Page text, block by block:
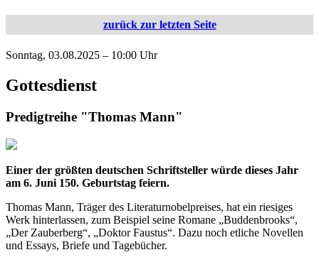
zurück zur letzten Seite
Sonntag, 03.08.2025 – 10:00 Uhr
Gottesdienst
Predigtreihe "Thomas Mann"
Einer der größten deutschen Schriftsteller würde dieses Jahr
am 6. Juni 150. Geburtstag feiern.
Thomas Mann, Träger des Literaturnobelpreises, hat ein riesiges
Werk hinterlassen, zum Beispiel seine Romane „Buddenbrooks“,
„Der Zauberberg“, „Doktor Faustus“. Dazu noch etliche Novellen
und Essays, Briefe und Tagebücher.